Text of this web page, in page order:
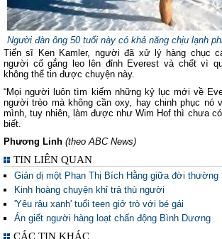
Người đàn ông 50 tuổi này có khả năng chịu lạnh
Tiến sĩ Ken Kamler, người đã xử lý hàng chục
người cố gắng leo lên đỉnh Everest và chết vì
không thể tin được chuyện này.
“Mọi người luôn tìm kiếm những kỷ lục mới về
người trèo mà không cần oxy, hay chinh phục nó
mình, tuy nhiên, làm được như Wim Hof thì chưa
biết.
Phương Linh (theo ABC News)
TIN LIÊN QUAN
Giản dị một Phan Thị Bích Hằng giữa đời thường
Kinh hoàng chuyện khỉ trả thù người
'Yêu râu xanh' tuổi teen giở trò với bé gái
Án giết người hàng loạt chấn động Bình Dương
CÁC TIN KHÁC